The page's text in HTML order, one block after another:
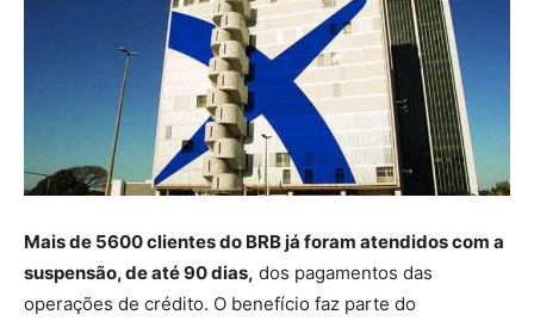
Mais de 5600 clientes do BRB já foram atendidos com a
suspensão, de até 90 dias, dos pagamentos das
operações de crédito. O benefício faz parte do